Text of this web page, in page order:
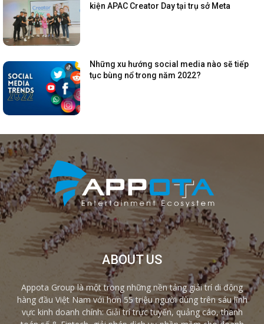
kiện APAC Creator Day tại trụ sở Meta
Những xu hướng social media nào sẽ tiếp
tục bùng nổ trong năm 2022?
ABOUT US
Appota Group là một trong những nền tảng giải trí di động
hàng đầu Việt Nam với hơn 55 triệu người dùng trên sáu lĩnh
vực kinh doanh chính: Giải trí trực tuyến, quảng cáo, thanh